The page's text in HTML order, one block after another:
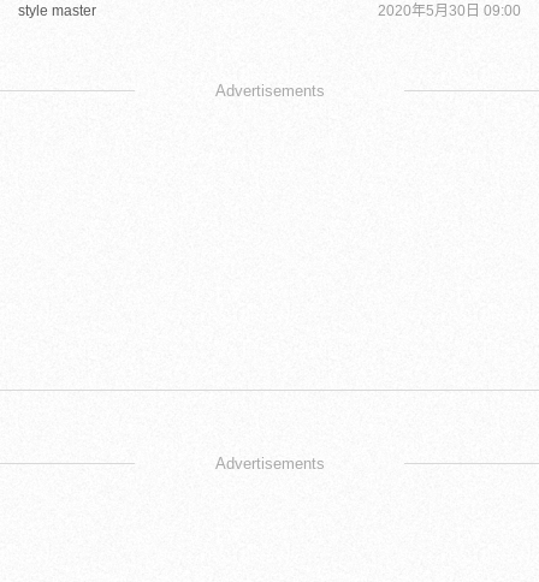
style master 2020年5月30日 09:00
Advertisements
Advertisements